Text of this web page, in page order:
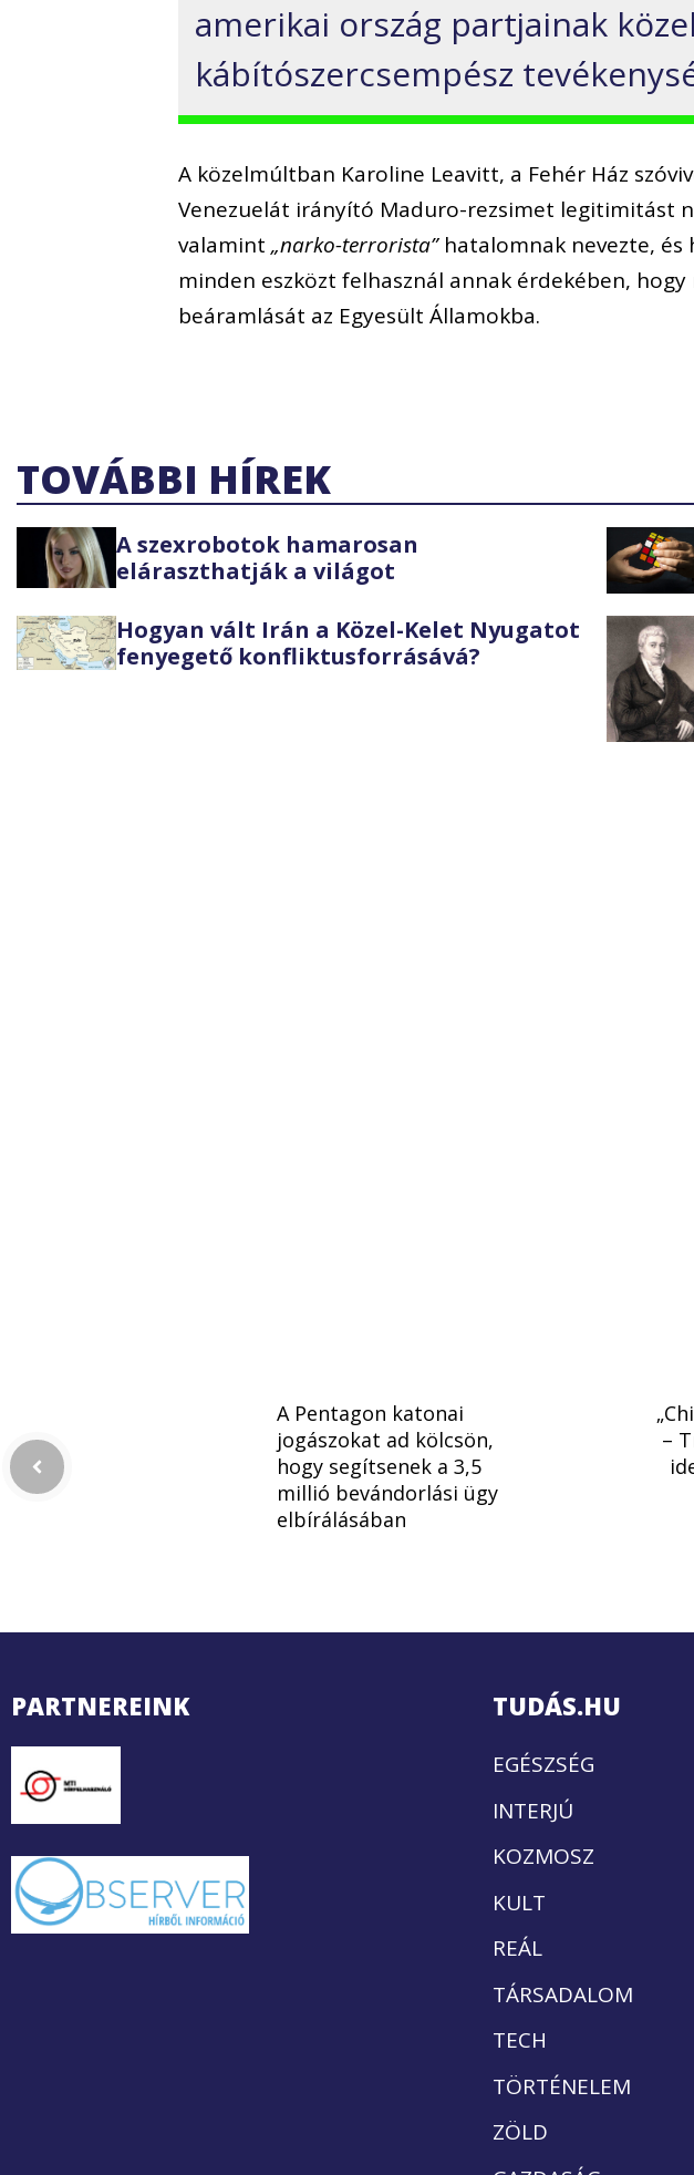
amerikai ország partjainak
kábítószercsempész
A közelmúltban Karoline Leavitt, a Fehér Ház
Venezuelát irányító Maduro-rezsimet legitimitást
valamint„narko-terrorista”hatalomnak nevezte, és
minden eszközt felhasznál annak érdekében,
beáramlását az Egyesült Államokba.
TOVÁBBI HÍREK
A szexrobotok hamarosan
eláraszthatják a világot
Hogyan vált Irán a Közel-Kelet Nyugatot
fenyegető konfliktusforrásává?
A Pentagon katonai
jogászokat ad kölcsön,
hogy segítsenek a 3,5
millió bevándorlási ügy
elbírálásában
–
PARTNEREINK TUDÁS.HU
EGÉSZSÉG
INTERJÚ
KOZMOSZ
KULT
REÁL
TÁRSADALOM
TECH
TÖRTÉNELEM
ZÖLD